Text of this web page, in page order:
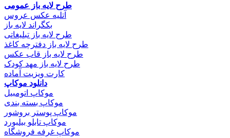
طرح لایه باز عمومی
آتلیه عکس عروس
بکگراند لایه باز
طرح لایه باز تبلیغاتی
طرح لایه باز دفترچه کاغذ
طرح لایه باز قاب عکس
طرح لایه باز مهد کودک
کارت ویزیت آماده
دانلود موکاپ
موکاپ اتومبیل
موکاپ بسته بندی
موکاپ پوستر بروشور
موکاپ تابلو بیلبورد
موکاپ غرفه فروشگاه